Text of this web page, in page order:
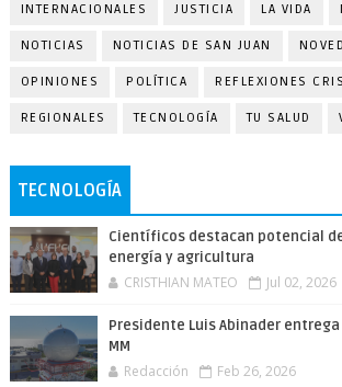
INTERNACIONALES JUSTICIA LA VIDA
NOTICIAS NOTICIAS DE SAN JUAN
OPINIONES POLÍTICA REFLEXIONES
REGIONALES TECNOLOGÍA TU SALUD
TECNOLOGÍA
Científicos destacan potencial
energía y agricultura
CRISTHIAN MATEO Jul 02, 2026
Presidente Luis Abinader
MM
Redacción Feb 26, 2026